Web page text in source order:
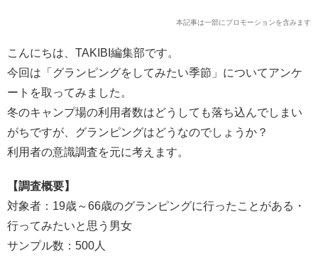
本記事は一部にプロモーションを含みます
こんにちは、TAKIBI編集部です。
今回は「グランピングをしてみたい季節」についてアンケ
ートを取ってみました。
冬のキャンプ場の利用者数はどうしても落ち込んでしまい
がちですが、グランピングはどうなのでしょうか？
利用者の意識調査を元に考えます。
【調査概要】
対象者：19歳～66歳のグランピングに行ったことがある・
行ってみたいと思う男女
サンプル数：500人